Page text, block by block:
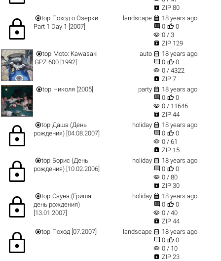
 ZIP 80
lock top Поход о.Озерки
Part 1 Day 1 [2007]
landscape  18 years ago
 0  0
visibility 0 / 3
 ZIP 129
top Moto: Kawasaki
GPZ 600 [1992]
auto  18 years ago
 0  0
visibility 0 / 4322
 ZIP 7
top Николя [2005] party  18 years ago
 0  0
visibility 0 / 11646
 ZIP 44
lock top Даша (День
рождения) [04.08.2007]
holiday  18 years ago
 0  0
visibility 0 / 61
 ZIP 15
lock top Борис (День
рождения) [10.02.2006]
holiday  18 years ago
 0  0
visibility 0 / 80
 ZIP 30
lock top Сауна (Гриша
день рождения)
[13.01.2007]
holiday  18 years ago
 0  0
visibility 0 / 40
 ZIP 44
lock top Поход [07.2007] landscape  18 years ago
 0  0
visibility 0 / 10
 ZIP 23